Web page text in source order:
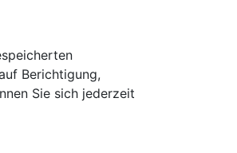
Berichtigung,
Sie sich jederzeit